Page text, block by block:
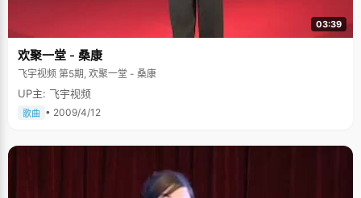
03:39
欢聚一堂 - 桑康
飞宇视频 第5期, 欢聚一堂 - 桑康
UP主: 飞宇视频
歌曲 • 2009/4/12